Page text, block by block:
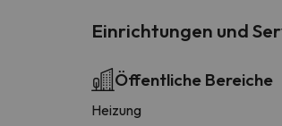
Einrichtungen und
Öffentliche Bereiche
Heizung